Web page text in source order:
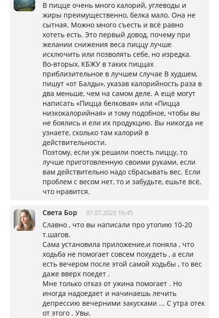
В пицце очень много калорий, углеводы и
жиры преимущественно, белка мало. Она не
сытная. Можно много съесть и всё равно
хотеть есть. Это первый довод, почему при
желании снижения веса пиццу лучше
исключить или позволять себе, но изредка.
Во-вторых, КБЖУ в таких пиццах
приблизительное в лучшем случае В худшем,
пишут «от Балды», указав калорийность раза в
два меньше, чем на самом деле. А ещё могут
написать «Пицца белковая» или «Пицца
низкокалорийная» и тому подобное, чтобы вы
не боялись и ели их продукцию. Вы никогда не
узнаете, сколько там калорий в
действительности.
Поэтому, если уж решили поесть пиццу, то
лучше приготовленную своими руками, если
вам действительно надо сбрасывать вес. Если
проблем с весом нет, то и забудьте, ешьте всё,
что нравится.
Света Бор 07.07.2025 16:45
Славно , что вы написали про утопию 10-20
т.шагов.
Сама установила приложение,и поняла , что
ходьба не помогает совсем похудеть , а если
есть вечером после этой самой ходьбы , то вес
даже вверх поедет .
Мне только отказ от ужина помогает . Но
иногда надоедает и начинаешь лечить
депрессию вечерними закусками ... С утра отек
от этого . Увы.